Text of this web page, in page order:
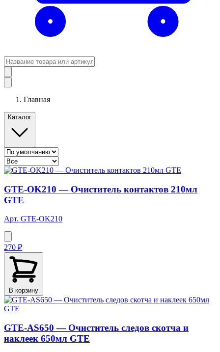
Главная
Каталог
GTE-OK210 — Очиститель контактов 210мл
GTE
Арт. GTE-OK210
270 ₽
В корзину
GTE-AS650 — Очиститель следов скотча и
наклеек 650мл GTE